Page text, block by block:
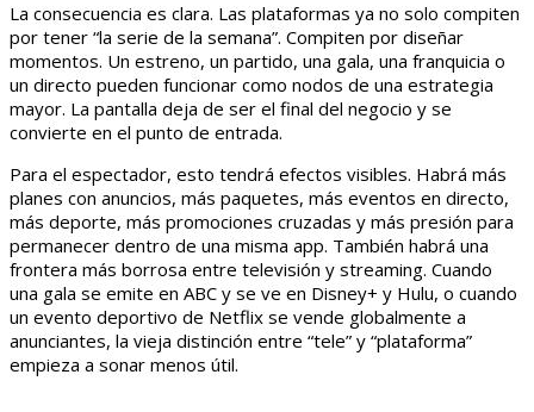
La consecuencia es clara. Las plataformas ya no solo compiten
por tener “la serie de la semana”. Compiten por diseñar
momentos. Un estreno, un partido, una gala, una franquicia o
un directo pueden funcionar como nodos de una estrategia
mayor. La pantalla deja de ser el final del negocio y se
convierte en el punto de entrada.
Para el espectador, esto tendrá efectos visibles. Habrá más
planes con anuncios, más paquetes, más eventos en directo,
más deporte, más promociones cruzadas y más presión para
permanecer dentro de una misma app. También habrá una
frontera más borrosa entre televisión y streaming. Cuando
una gala se emite en ABC y se ve en Disney+ y Hulu, o cuando
un evento deportivo de Netflix se vende globalmente a
anunciantes, la vieja distinción entre “tele” y “plataforma”
empieza a sonar menos útil.